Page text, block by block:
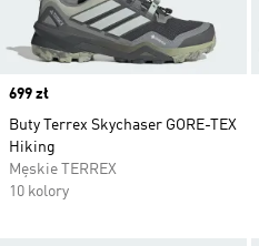
Price
699 zł
Buty Terrex Skychaser GORE-TEX
Hiking
Męskie TERREX
10 kolory